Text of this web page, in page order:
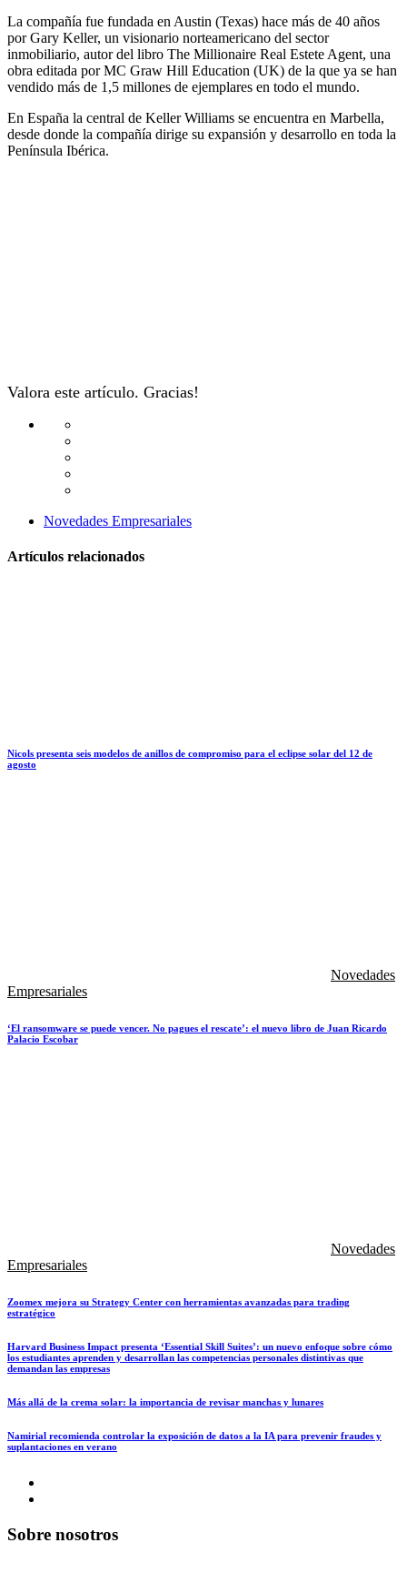
La compañía fue fundada en Austin (Texas) hace más de 40 años
por Gary Keller, un visionario norteamericano del sector
inmobiliario, autor del libro The Millionaire Real Estete Agent, una
obra editada por MC Graw Hill Education (UK) de la que ya se han
vendido más de 1,5 millones de ejemplares en todo el mundo.
En España la central de Keller Williams se encuentra en Marbella,
desde donde la compañía dirige su expansión y desarrollo en toda la
Península Ibérica.
Valora este artículo. Gracias!
Novedades Empresariales
Artículos relacionados
Nicols presenta seis modelos de anillos de compromiso para el eclipse solar del 12 de
agosto
Novedades
Empresariales
‘El ransomware se puede vencer. No pagues el rescate’: el nuevo libro de Juan Ricardo
Palacio Escobar
Novedades
Empresariales
Zoomex mejora su Strategy Center con herramientas avanzadas para trading
estratégico
Harvard Business Impact presenta ‘Essential Skill Suites’: un nuevo enfoque sobre cómo
los estudiantes aprenden y desarrollan las competencias personales distintivas que
demandan las empresas
Más allá de la crema solar: la importancia de revisar manchas y lunares
Namirial recomienda controlar la exposición de datos a la IA para prevenir fraudes y
suplantaciones en verano
Sobre nosotros